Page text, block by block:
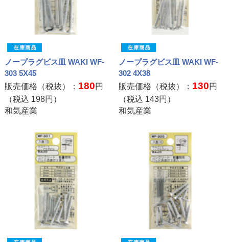
ノープラグビス皿 WAKI WF-
303 5X45
販売価格（税抜）： 180円
（税込 198円）
和気産業
ノープラグビス皿 WAKI WF-
302 4X38
販売価格（税抜）： 130円
（税込 143円）
和気産業